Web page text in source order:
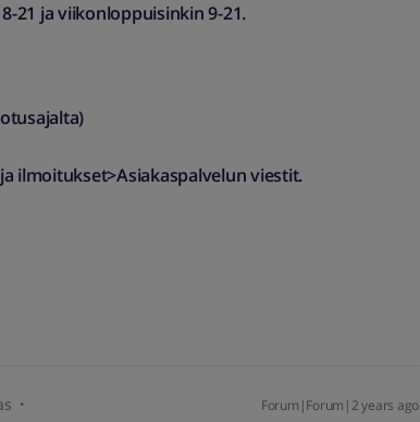
21 ja viikonloppuisinkin 9-21.
ilmoitukset>Asiakaspalvelun viestit.
Forum|Forum|2 years ago